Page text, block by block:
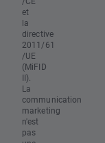
et
la
directive
2011/61
/UE
(MiFID
II).
La
communication
marketing
n'est
pas